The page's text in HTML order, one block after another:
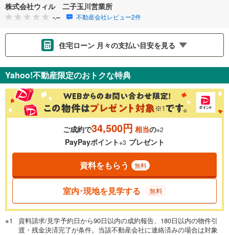
株式会社ウィル 二子玉川営業所
-.-- 不動産会社レビュー2件
住宅ローン 月々の支払い目安を見る
金利 ％
0.01%
一般的には最長35年まで借り入れ可能です。多くの金融機関
が完済時の年齢は80歳までを条件としています。
閉じる
頭金 万円
Yahoo!不動産限定のおトクな特典
ご成約で34,500円 相当の※2
PayPayポイント※3 プレゼント
資料をもらう 無料
室内･現地を見学する 無料
資料請求/見学予約日から90日以内の成約報告、180日以内の物件引
渡・残金決済完了が条件。当該不動産会社に連絡済みの場合は対象